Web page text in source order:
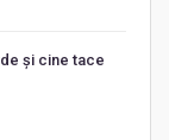
și cine tace